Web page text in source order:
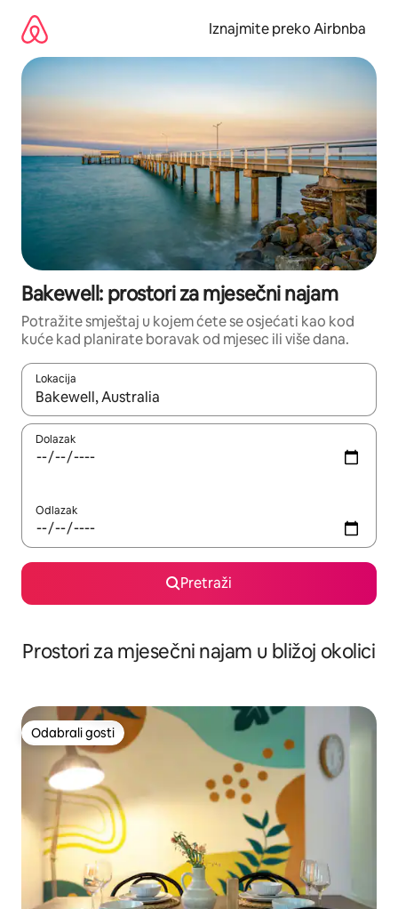
sadržaj
Iznajmite preko Airbnba
Bakewell: prostori za mjesečni najam
Potražite smještaj u kojem ćete se osjećati kao kod
kuće kad planirate boravak od mjesec ili više dana.
Lokacija
Kada budu dostupni rezultati, moći ćete ih pregledati
Dolazak
Odlazak
Pretraži
Prostori za mjesečni najam u bližoj okolici
Odabrali gosti
Odabrali gosti